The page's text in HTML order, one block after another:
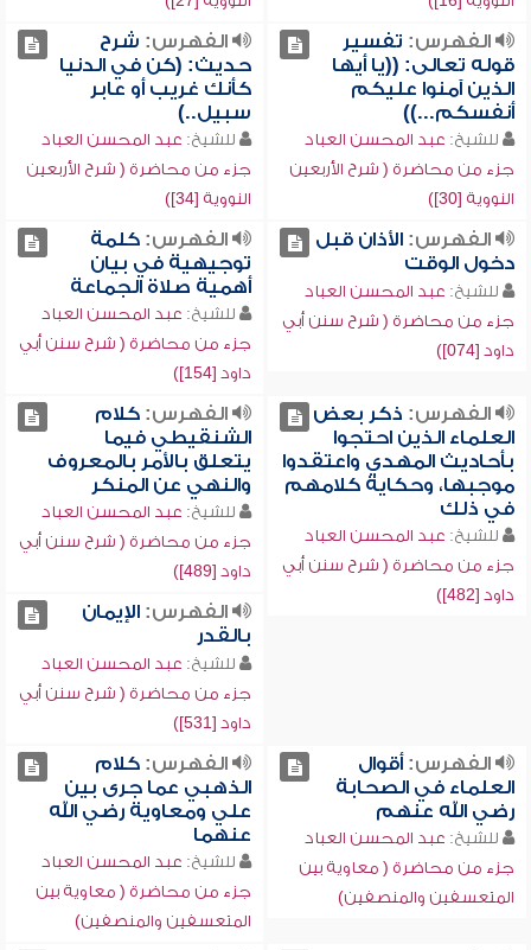
الفهرس: تفسير
قوله تعالى: ((يا أيها
الذين آمنوا عليكم
أنفسكم...))
للشيخ: عبد المحسن العباد
جزء من محاضرة ( شرح الأربعين
النووية [30])
الفهرس: شرح
حديث: (كن في الدنيا
كأنك غريب أو عابر
سبيل..)
للشيخ: عبد المحسن العباد
جزء من محاضرة ( شرح الأربعين
النووية [34])
الفهرس:الأذان قبل
دخول الوقت
للشيخ: عبد المحسن العباد
جزء من محاضرة ( شرح سنن أبي
داود [074])
الفهرس:كلمة
توجيهية في بيان
أهمية صلاة الجماعة
للشيخ: عبد المحسن العباد
جزء من محاضرة ( شرح سنن أبي
داود [154])
الفهرس: ذكر بعض
العلماء الذين احتجوا
بأحاديث المهدي واعتقدوا
موجبها، وحكاية كلامهم
في ذلك
للشيخ: عبد المحسن العباد
جزء من محاضرة ( شرح سنن أبي
داود [482])
الفهرس:كلام
الشنقيطي فيما
يتعلق بالأمر بالمعروف
والنهي عن المنكر
للشيخ: عبد المحسن العباد
جزء من محاضرة ( شرح سنن أبي
داود [489])
الفهرس:الإيمان
بالقدر
للشيخ: عبد المحسن العباد
جزء من محاضرة ( شرح سنن أبي
داود [531])
الفهرس:أقوال
العلماء في الصحابة
رضي الله عنهم
للشيخ: عبد المحسن العباد
جزء من محاضرة ( معاوية بين
المتعسفين والمنصفين)
الفهرس:كلام
الذهبي عما جرى بين
علي ومعاوية رضي الله
عنهما
للشيخ: عبد المحسن العباد
جزء من محاضرة ( معاوية بين
المتعسفين والمنصفين)